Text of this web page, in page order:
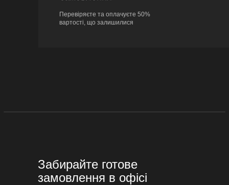
Перевіряєте та оплачуєте 50%
вартості, що залишилися
Забирайте готове
замовлення в офісі